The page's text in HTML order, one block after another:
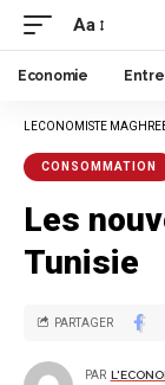
Aa
Economie
LECONOMISTE
CONSOMMATION
Les
Tunisie
PAR
PARTAGER